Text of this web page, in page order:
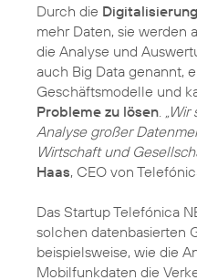
Durch die Digitalisierung
mehr Daten, sie werden
die Analyse und
auch Big Data genannt,
Geschäftsmodelle und
Probleme zu lösen
Analyse großer
Wirtschaft und
Haas, CEO von
Das Startup Telefónica
solchen datenbasierten
beispielsweise, wie die
Mobilfunkdaten die